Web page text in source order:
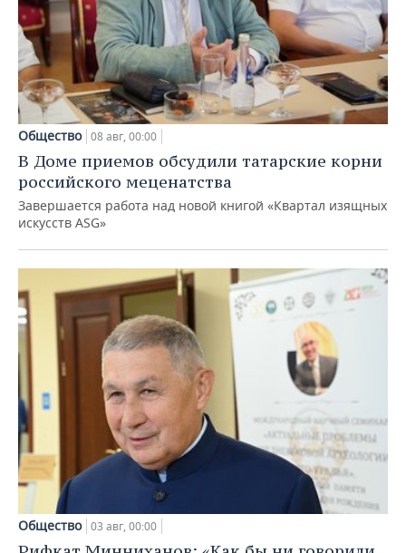
Общество 08 авг, 00:00
В Доме приемов обсудили татарские корни
российского меценатства
Завершается работа над новой книгой «Квартал изящных
искусств ASG»
Общество 03 авг, 00:00